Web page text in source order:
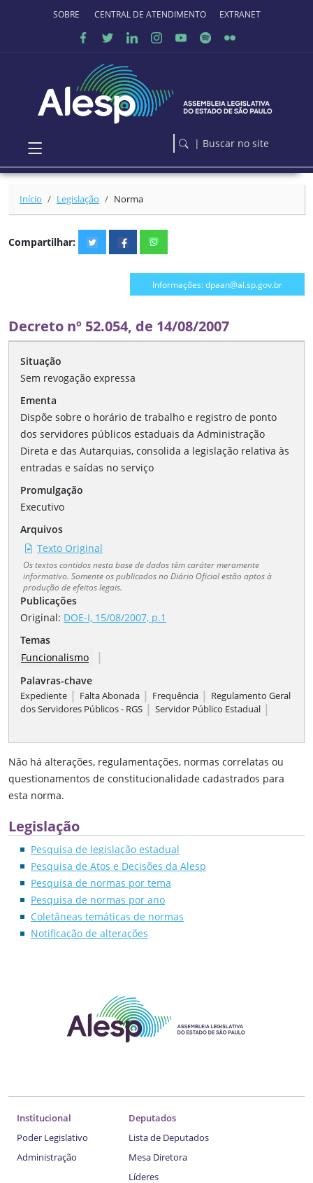
Ir para o conteúdo principal
SOBRE O PORTALCENTRAL DE ATENDIMENTO EXTRANET
| Buscar no site
Início Legislação Norma
Compartilhar:
Informações: dpaan@al.sp.gov.br
Decreto nº 52.054, de 14/08/2007
Situação
Sem revogação expressa
Ementa
Dispõe sobre o horário de trabalho e registro de ponto
dos servidores públicos estaduais da Administração
Direta e das Autarquias, consolida a legislação relativa às
entradas e saídas no serviço
Promulgação
Executivo
Arquivos
Texto Original
Os textos contidos nesta base de dados têm caráter meramente
informativo. Somente os publicados no Diário Oficial estão aptos à
produção de efeitos legais.
Publicações
Original: DOE-I, 15/08/2007, p.1
Temas
Funcionalismo
|
Palavras-chave
Expediente | Falta Abonada | Frequência | Regulamento Geral
dos Servidores Públicos - RGS | Servidor Público Estadual |
Não há alterações, regulamentações, normas correlatas ou
questionamentos de constitucionalidade cadastrados para
esta norma.
Legislação
Pesquisa de legislação estadual
Pesquisa de Atos e Decisões da Alesp
Pesquisa de normas por tema
Pesquisa de normas por ano
Coletâneas temáticas de normas
Notificação de alterações
Institucional
Poder Legislativo
Administração
Deputados
Lista de Deputados
Mesa Diretora
Líderes